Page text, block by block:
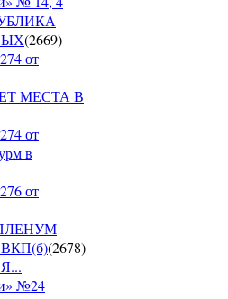
(2669)
от
МЕСТА В
от
в
от
(2678)
№24